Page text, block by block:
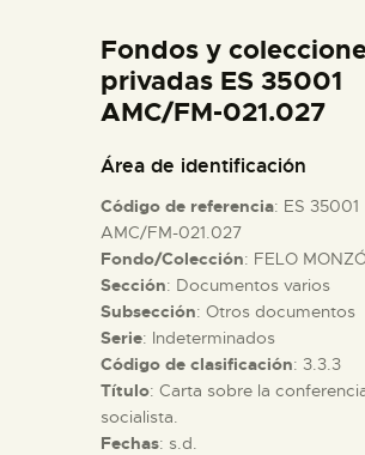
ESPAÑOL
ACTIVIDADES
█
EL MUSEO
COLECCIONES
Fondos y
privadas ES 35001
AMC/FM-021.027
Área de identificación
Código de referencia: ES 35001
AMC/FM-021.027
Fondo/Colección: FELO
Sección: Documentos varios
Subsección: Otros documentos
Serie: Indeterminados
Código de clasificación: 3.3.3
Título: Carta sobre la
socialista.
Fechas: s.d.